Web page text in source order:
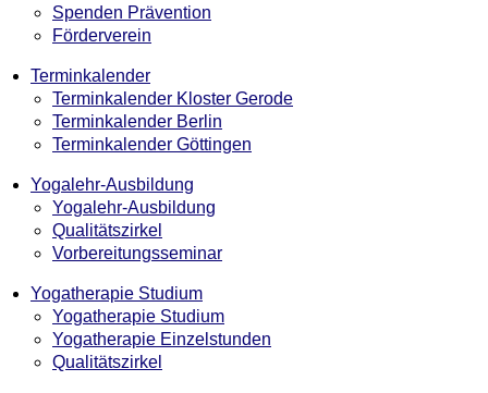
Spenden Prävention
Förderverein
Terminkalender
Terminkalender Kloster Gerode
Terminkalender Berlin
Terminkalender Göttingen
Yogalehr-Ausbildung
Yogalehr-Ausbildung
Qualitätszirkel
Vorbereitungsseminar
Yogatherapie Studium
Yogatherapie Studium
Yogatherapie Einzelstunden
Qualitätszirkel